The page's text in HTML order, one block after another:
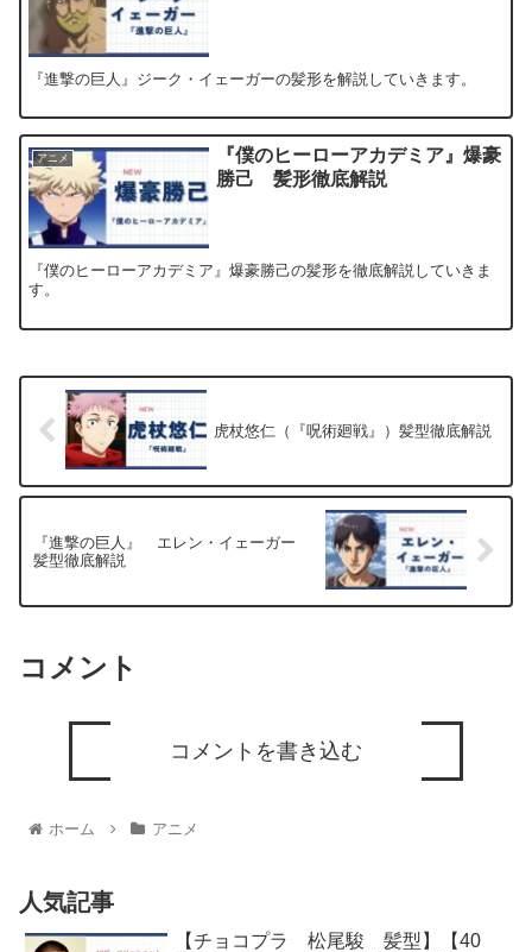
『進撃の巨人』ジーク・イェーガーの髪形を解説していきます。
アニメ
『僕のヒーローアカデミア』爆豪
勝己 髪形徹底解説
『僕のヒーローアカデミア』爆豪勝己の髪形を徹底解説していきま
す。
虎杖悠仁（『呪術廻戦』）髪型徹底解説
『進撃の巨人』 エレン・イェーガー
髪型徹底解説
コメント
コメントを書き込む
ホーム アニメ
人気記事
【チョコプラ 松尾駿 髪型】【40